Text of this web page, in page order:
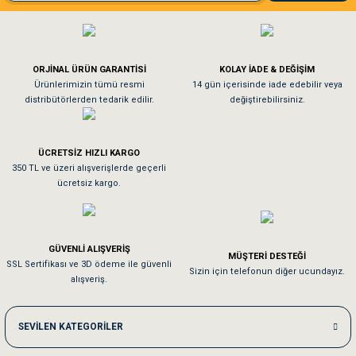
Gönder
El**** Ek******
Köpeğim bayıldı hediyeler için teşekkürler
As**** Tu******
Tavşanım kafesinin kalitesine ve paketlemesine bayıldım
Sa**** On******
Kedilerim beğeniyorlar. Memnunuz. Uygun fiyatta olması iyi.
Me***** Ya******
Akşam verdiğim sipariş bir sonraki gün elime ulaştı. Jack russell köpeğim
ORJİNAL ÜRÜN GARANTİSİ
Ürünlerimizin tümü resmi
distribütörlerden tedarik edilir.
KOLAY İADE & DEĞİŞİM
14 gün içerisinde iade edebilir veya
değiştirebilirsiniz.
ÜCRETSİZ HIZLI KARGO
350 TL ve üzeri alışverişlerde geçerli
ücretsiz kargo.
GÜVENLİ ALIŞVERİŞ
SSL Sertifikası ve 3D ödeme ile güvenli
alışveriş.
MÜŞTERİ DESTEĞİ
Sizin için telefonun diğer ucundayız.
SEVİLEN KATEGORİLER